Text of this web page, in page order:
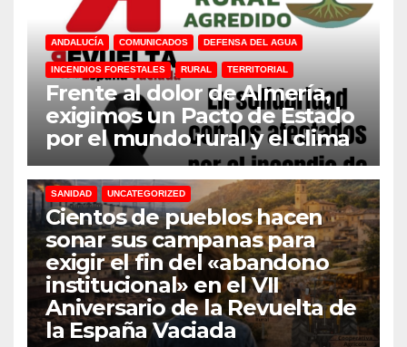
ANDALUCÍA COMUNICADOS DEFENSA DEL AGUA
INCENDIOS FORESTALES RURAL TERRITORIAL
Frente al dolor de Almería,
exigimos un Pacto de Estado
por el mundo rural y el clima
31M DEFENSA DEL AGUA DESPOBLACION FERROCARRIL
MACROGRANJAS PLANTAS BIOGÁS RENOVABLES
SANIDAD UNCATEGORIZED
Cientos de pueblos hacen
sonar sus campanas para
exigir el fin del «abandono
institucional» en el VII
Aniversario de la Revuelta de
la España Vaciada